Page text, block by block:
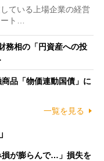
ている上場企業の経営
ート…
務相の「円資産への投
品「物価連動国債」に
一覧を見る
損が膨らんで…」損失を